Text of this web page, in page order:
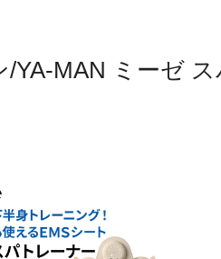
YA-MAN ミーゼ